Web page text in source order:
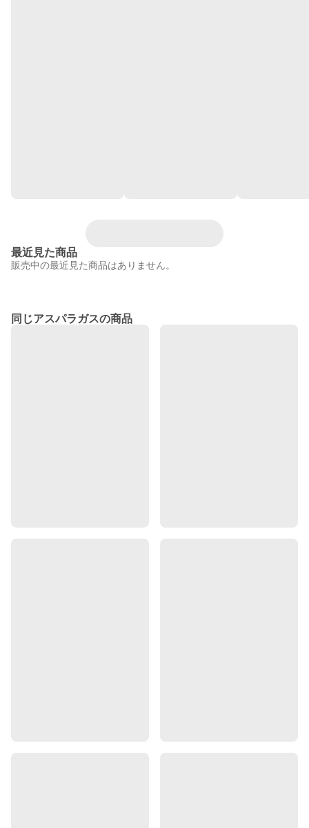
最近見た商品
販売中の最近見た商品はありません。
同じアスパラガスの商品